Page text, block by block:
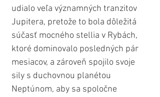
udialo veľa významných tranzitov
Jupitera, pretože to bola dôležitá
súčasť mocného stellia v Rybách,
ktoré dominovalo posledných pár
mesiacov, a zároveň spojilo svoje
sily s duchovnou planétou
Neptúnom, aby sa spoločne